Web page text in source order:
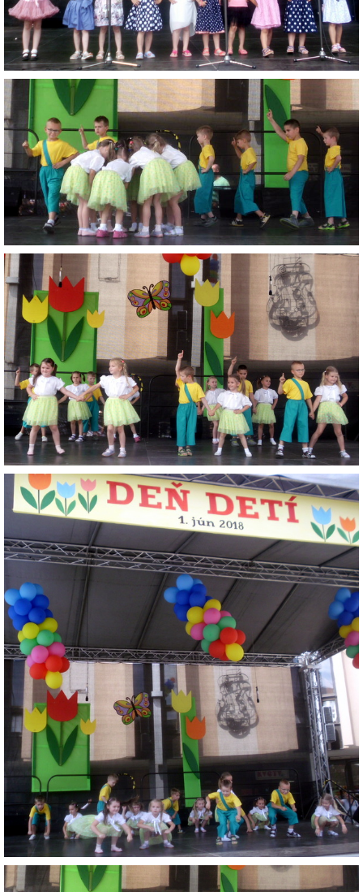
RADA ŠKOLY
GDPR
REGISTRATÚRNY PLÁN MŠ
VOĽNÉ PRACOVNÉ MIESTO
AKTUALIZAČNÉ VZDELÁVANIE
ZÁBAVNÉ UČENIE DOMA
VIDEO ALBUM
COVID-19
ZÁPISNICE
© 2026 eStránky.sk